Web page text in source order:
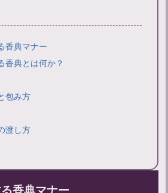
香典マナー
香典とは何か？
包み方
渡し方
香典マナー